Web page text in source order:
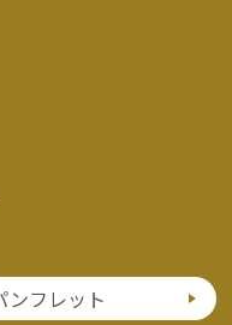
ンフレット